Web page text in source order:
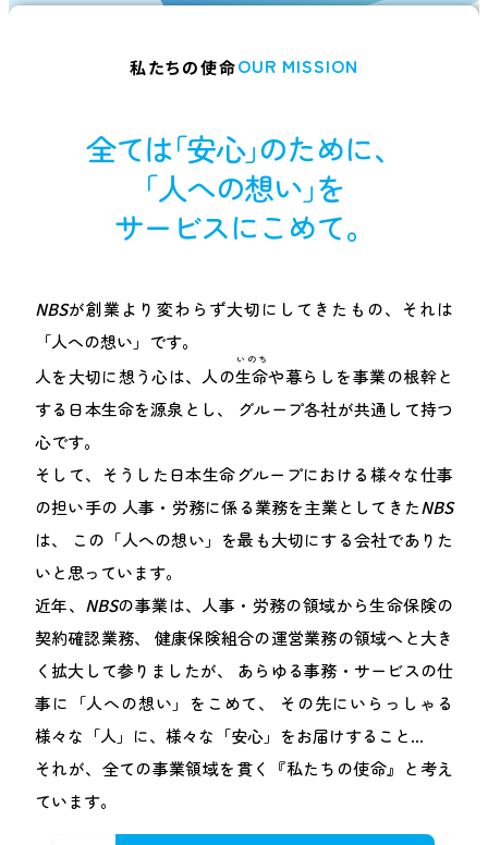
私たちの使命OUR MISSION
全ては｢安心｣のために、
｢人への想い｣を
サービスにこめて。
NBSが創業より変わらず大切にしてきたもの、それは
「人への想い」です。
人を大切に想う心は、人の生命
いのち
や暮らしを事業の根幹と
する日本生命を源泉とし、
心です。
そして、そうした日本生命グループにおける様々な仕事
の担い手の 人事・労務に係る業務を主業としてきたNBS
は、
いと思っています。
近年、 NBSの事業は、人事・労務の領域から生命保険の
契約確認業務、
く拡大して参りましたが、
事に「人への想い」をこめて、
様々な「人」に、様々な「安心」をお届けすること…
それが、全ての事業領域を貫く『私たちの使命』と考え
ています。